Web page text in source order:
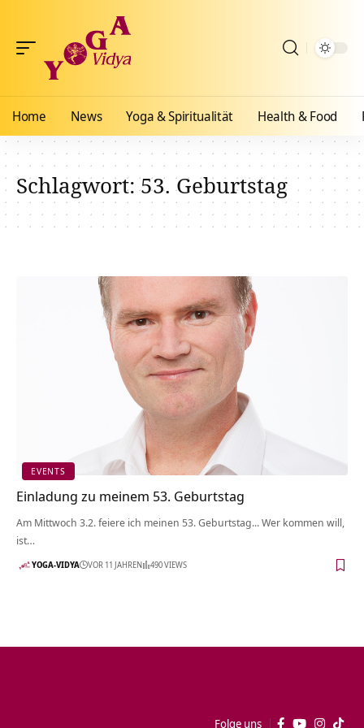
Home News Yoga & Spiritualität Health & Food
Schlagwort:53. Geburtstag
EVENTS
Einladung zu meinem 53. Geburtstag
Am Mittwoch 3.2. feiere ich meinen 53. Geburtstag... Wer kommen will,
ist…
YOGA-VIDYA VOR 11 JAHREN 490 VIEWS
Folge uns